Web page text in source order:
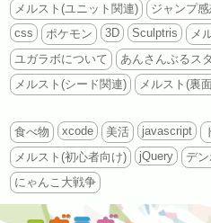
メルスト(ユニット関連)
ジャンプ感
css
ポケモン 3D Sculptris
メ
ユガラボについて
あんさんぶるス
メルスト(シード関連)
メルスト(裏
食べ物
xcode 美活 javascript
メルスト(初心者向け)
jQuery デ
にゃんこ大戦争